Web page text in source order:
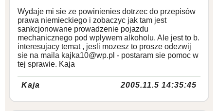
Wydaje mi sie ze powinienies dotrzec do przepisów
prawa niemieckiego i zobaczyc jak tam jest
sankcjonowane prowadzenie pojazdu
mechanicznego pod wplywem alkoholu. Ale jest to b.
interesujacy temat , jesli mozesz to prosze odezwij
sie na maila kajka10@wp.pl - postaram sie pomoc w
tej sprawie. Kaja
Kaja 2005.11.5 14:35:45